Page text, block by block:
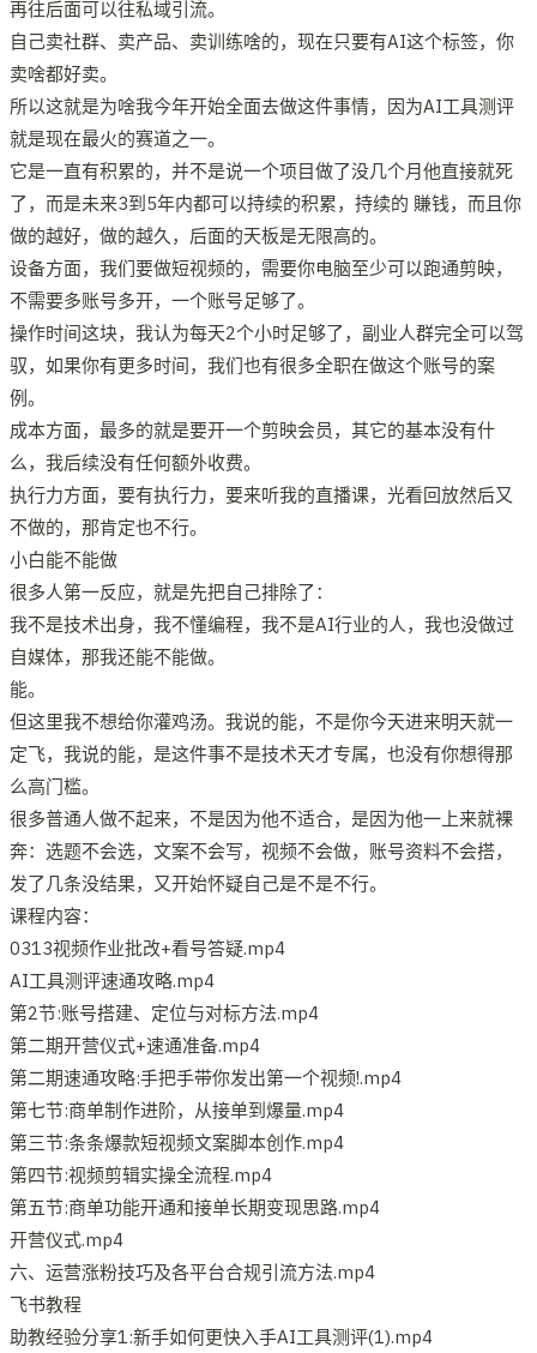
再往后面可以往私域引流。
自己卖社群、卖产品、卖训练啥的，现在只要有AI这个标签，你
卖啥都好卖。
所以这就是为啥我今年开始全面去做这件事情，因为AI工具测评
就是现在最火的赛道之一。
它是一直有积累的，并不是说一个项目做了没几个月他直接就死
了，而是未来3到5年内都可以持续的积累，持续的 賺钱，而且你
做的越好，做的越久，后面的天板是无限高的。
设备方面，我们要做短视频的，需要你电脑至少可以跑通剪映，
不需要多账号多开，一个账号足够了。
操作时间这块，我认为每天2个小时足够了，副业人群完全可以驾
驭，如果你有更多时间，我们也有很多全职在做这个账号的案
例。
成本方面，最多的就是要开一个剪映会员，其它的基本没有什
么，我后续没有任何额外收费。
执行力方面，要有执行力，要来听我的直播课，光看回放然后又
不做的，那肯定也不行。
小白能不能做
很多人第一反应，就是先把自己排除了：
我不是技术出身，我不懂编程，我不是AI行业的人，我也没做过
自媒体，那我还能不能做。
能。
但这里我不想给你灌鸡汤。我说的能，不是你今天进来明天就一
定飞，我说的能，是这件事不是技术天才专属，也没有你想得那
么高门槛。
很多普通人做不起来，不是因为他不适合，是因为他一上来就裸
奔：选题不会选，文案不会写，视频不会做，账号资料不会搭，
发了几条没结果，又开始怀疑自己是不是不行。
课程内容：
0313视频作业批改+看号答疑.mp4
AI工具测评速通攻略.mp4
第2节:账号搭建、定位与对标方法.mp4
第二期开营仪式+速通准备.mp4
第二期速通攻略:手把手带你发出第一个视频!.mp4
第七节:商单制作进阶，从接单到爆量.mp4
第三节:条条爆款短视频文案脚本创作.mp4
第四节:视频剪辑实操全流程.mp4
第五节:商单功能开通和接单长期变现思路.mp4
开营仪式.mp4
六、运营涨粉技巧及各平台合规引流方法.mp4
飞书教程
助教经验分享1:新手如何更快入手AI工具测评(1).mp4